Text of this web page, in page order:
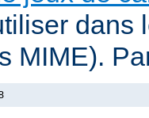
dans
MIME).